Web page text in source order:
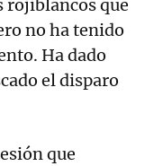
rojiblancos que
no ha tenido
Ha dado
el disparo
que